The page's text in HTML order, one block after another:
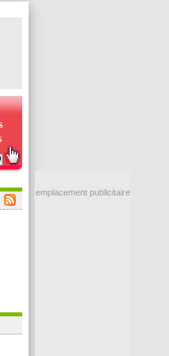
emplacement publicitaire